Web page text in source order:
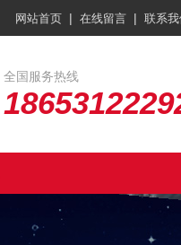
网站首页 | 在线留言 | 联系
全国服务热线